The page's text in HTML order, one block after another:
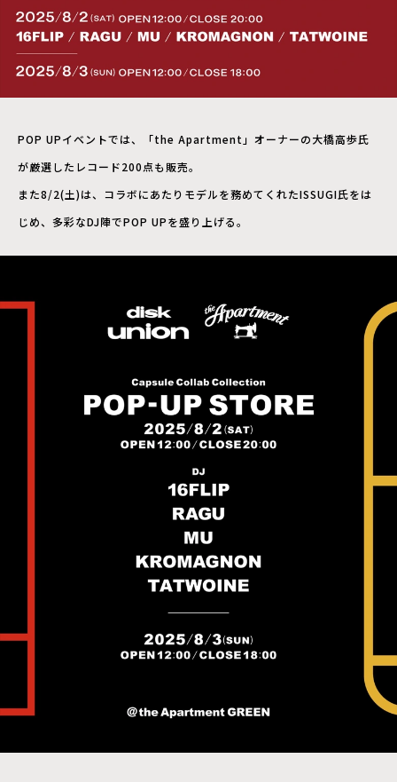
POP UPイベントでは、「the Apartment」オーナーの大橋高歩氏
が厳選したレコード200点も販売。
また8/2(土)は、コラボにあたりモデルを務めてくれたISSUGI氏をは
じめ、多彩なDJ陣でPOP UPを盛り上げる。